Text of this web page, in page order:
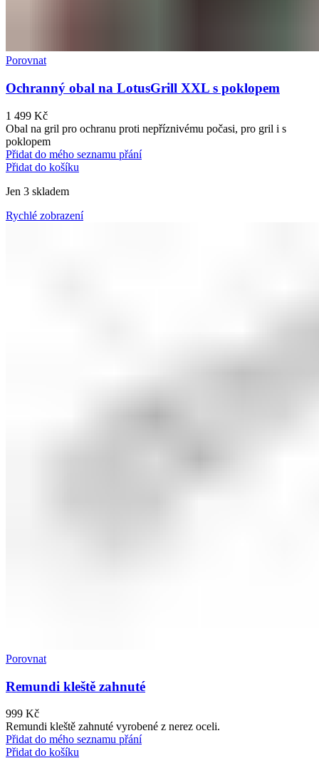
Porovnat
Ochranný obal na LotusGrill XXL s poklopem
1 499 Kč
Obal na gril pro ochranu proti nepříznivému počasi, pro gril i s
poklopem
Přidat do mého seznamu přání
Přidat do košíku
Jen 3 skladem
Rychlé zobrazení
Porovnat
Remundi kleště zahnuté
999 Kč
Remundi kleště zahnuté vyrobené z nerez oceli.
Přidat do mého seznamu přání
Přidat do košíku